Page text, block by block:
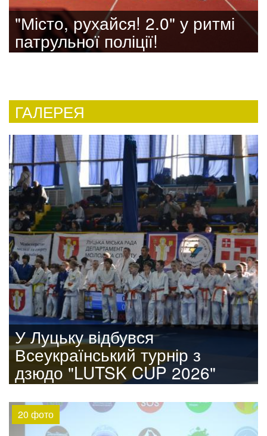
"Місто, рухайся! 2.0" у ритмі
патрульної поліції!
ГАЛЕРЕЯ
У Луцьку відбувся
Всеукраїнський турнір з
дзюдо "LUTSK CUP 2026"
20 фото